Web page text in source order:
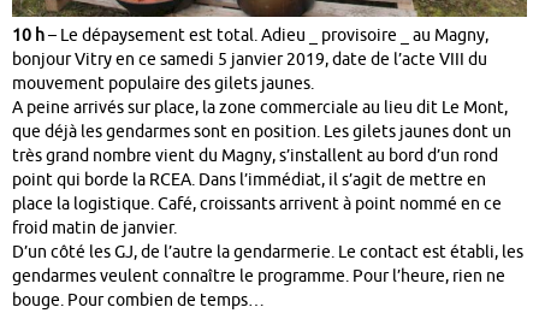
10 h– Le dépaysement est total. Adieu _ provisoire _ au Magny,
bonjour Vitry en ce samedi 5 janvier 2019, date de l’acte VIII du
mouvement populaire des gilets jaunes.
A peine arrivés sur place, la zone commerciale au lieu dit Le Mont,
que déjà les gendarmes sont en position. Les gilets jaunes dont un
très grand nombre vient du Magny, s’installent au bord d’un rond
point qui borde la RCEA. Dans l’immédiat, il s’agit de mettre en
place la logistique. Café, croissants arrivent à point nommé en ce
froid matin de janvier.
D’un côté les GJ, de l’autre la gendarmerie. Le contact est établi, les
gendarmes veulent connaître le programme. Pour l’heure, rien ne
bouge. Pour combien de temps…